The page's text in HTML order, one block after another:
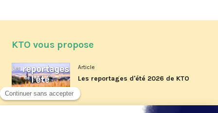
KTO vous propose
Article
Les reportages d'été 2026 de KTO